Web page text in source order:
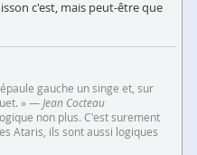
c'est, mais peut-être que
gauche un singe et, sur
» — Jean Cocteau
non plus. C'est surement
Ataris, ils sont aussi logiques